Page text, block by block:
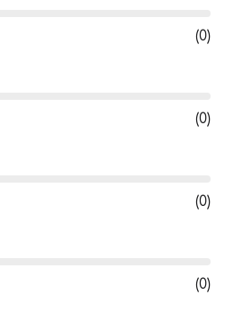
(0)
(0)
(0)
(0)